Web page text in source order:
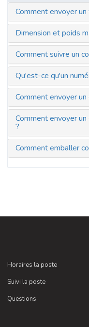
Comment envoyer
Dimension et poids
Comment suivre un
Qu'est-ce qu'un
Comment envoyer
Comment envoyer
?
Comment emballer
Horaires la poste
Suivi la poste
Questions